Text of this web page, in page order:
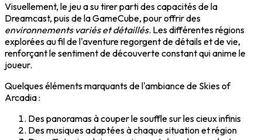
Visuellement, le jeu a su tirer parti des capacités de la
Dreamcast, puis de la GameCube, pour offrir des
environnements variés et détaillés. Les différentes régions
explorées au fil de l'aventure regorgent de détails et de vie,
renforçant le sentiment de découverte constant qui anime le
joueur.
Quelques éléments marquants de l'ambiance de Skies of
Arcadia :
Des panoramas à couper le souffle sur les cieux infinis
Des musiques adaptées à chaque situation et région